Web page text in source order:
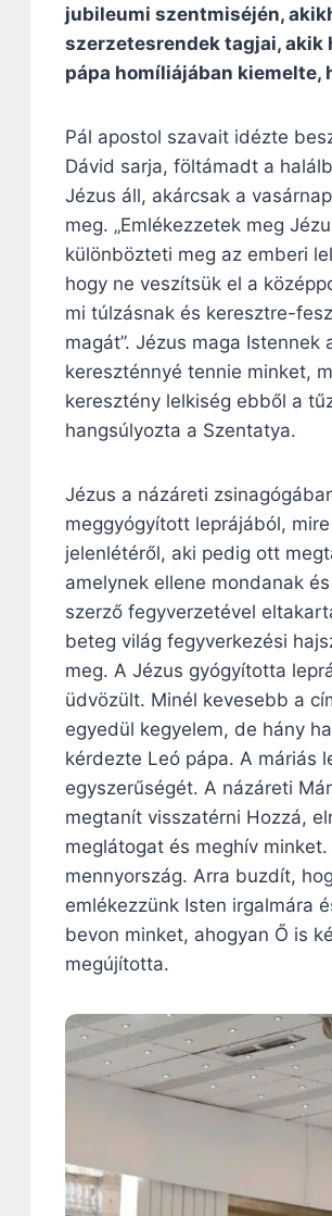
jubileumi szentmiséjén,
szerzetesrendek tagjai, akik
pápa homíliájában kiemelte,
Pál apostol szavait idézte
Dávid sarja, föltámadt a
Jézus áll, akárcsak a
meg. „Emlékezzetek meg
különbözteti meg az emberi
hogy ne veszítsük el a
mi túlzásnak és keresztre-
magát”. Jézus maga
kereszténnyé tennie minket,
keresztény lelkiség ebből a
hangsúlyozta a Szentatya.
Jézus a názáreti
meggyógyított leprájából,
jelenlétéről, aki pedig ott
amelynek ellene mondanak
szerző fegyverzetével
beteg világ fegyverkezési
meg. A Jézus gyógyította
üdvözült. Minél kevesebb a
egyedül kegyelem, de hány
kérdezte Leó pápa. A máriás
egyszerűségét. A názáreti
megtanít visszatérni Hozzá,
meglátogat és meghív
mennyország. Arra buzdít,
emlékezzünk Isten irgalmára
bevon minket, ahogyan Ő is
megújította.